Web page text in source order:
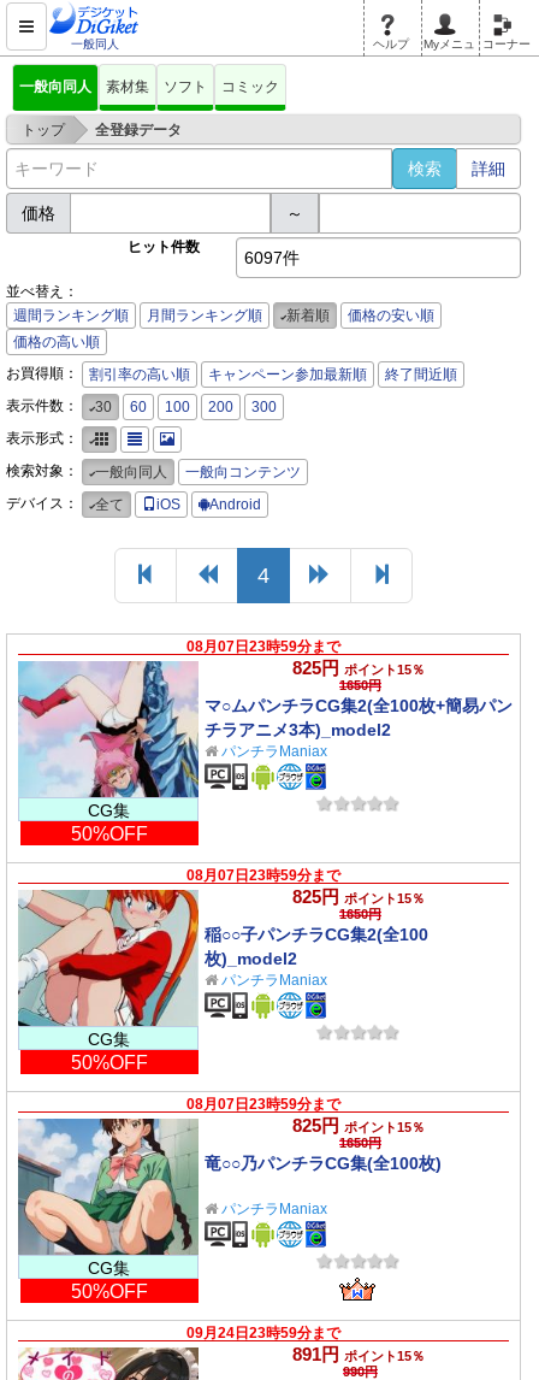
一般同人 ヘルプ Myメニュ コーナー
一般向同人 素材集 ソフト コミック
トップ > 全登録データ
詳細
価格 ～
ヒット件数
6097件
並べ替え：
週間ランキング順
月間ランキング順 新着順
価格の安い順
価格の高い順
お買得順：
割引率の高い順 キャンペーン参加最新順
終了間近順
表示件数：
30 60 100 200
300
表示形式：
検索対象：
一般向同人
一般向コンテンツ
デバイス：
全て iOS Android
4
08月07日23時59分まで
CG集
50%OFF
825円 ポイント15％
1650円
マ○ムパンチラCG集2(全100枚+簡易パン
チラアニメ3本)_model2
パンチラManiax
08月07日23時59分まで
CG集
50%OFF
825円 ポイント15％
1650円
稲○○子パンチラCG集2(全100
枚)_model2
パンチラManiax
08月07日23時59分まで
CG集
50%OFF
825円 ポイント15％
1650円
竜○○乃パンチラCG集(全100枚)
パンチラManiax
09月24日23時59分まで
891円 ポイント15％
990円